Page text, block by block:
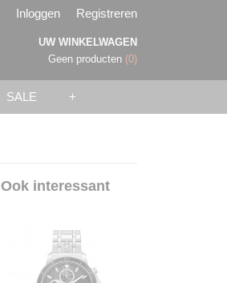
Inloggen Registreren
UW WINKELWAGEN
Geen producten (0)
SALE +
Ook interessant